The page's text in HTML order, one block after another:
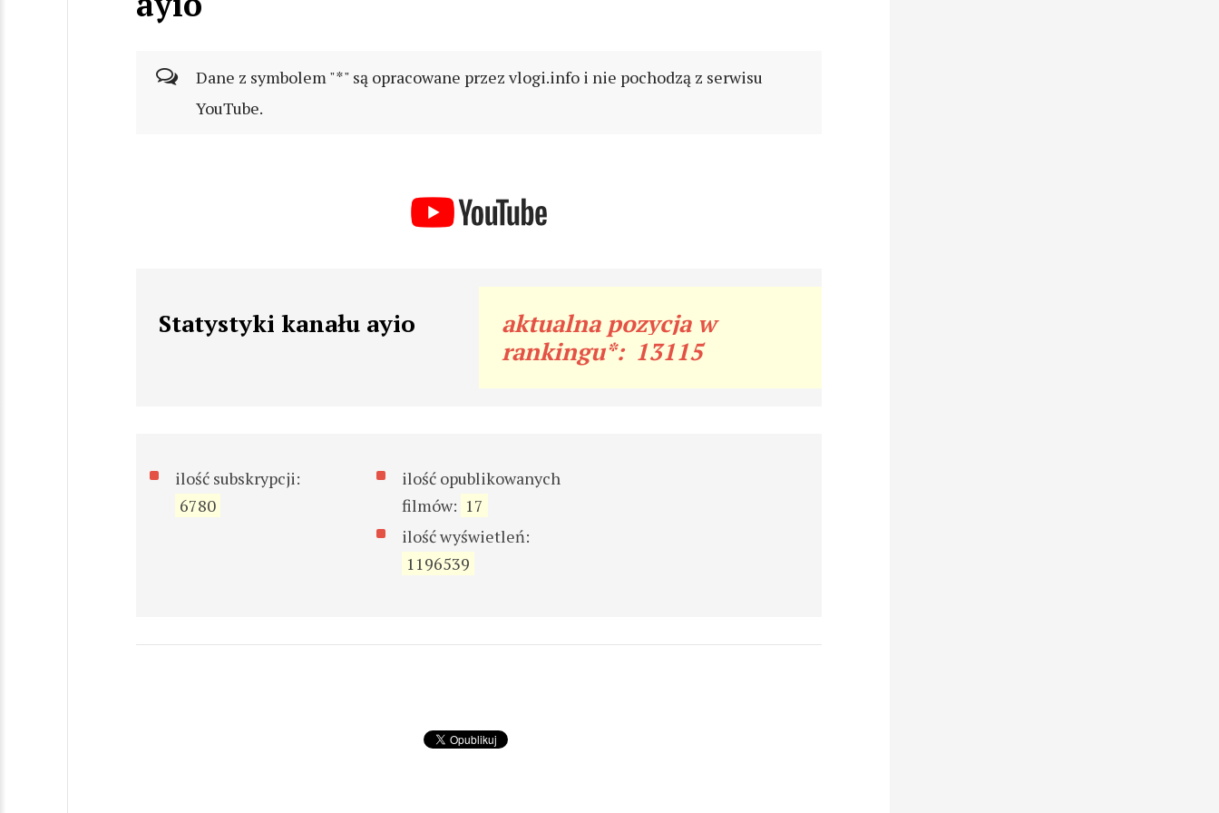
Dane z symbolem "*" są opracowane przez vlogi.info i nie pochodzą z serwisu
YouTube.
Statystyki kanału ayio
aktualna pozycja w
rankingu*: 13115
ilość subskrypcji:
6780
ilość opublikowanych
filmów: 17
ilość wyświetleń:
1196539